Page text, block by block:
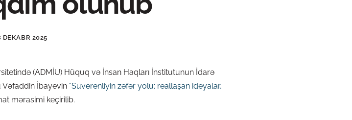
DEKABR 2025
(ADMİU) Hüquq və İnsan Haqları İnstitutunun İdarə
İbayevin “Suverenliyin zəfər yolu: reallaşan ideyalar,
mərasimi keçirilib.